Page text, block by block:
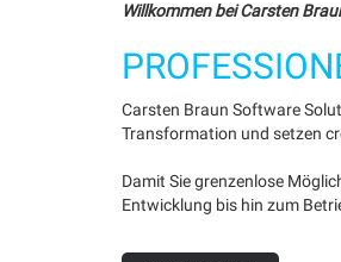
Willkommen bei Carsten
Carsten Braun Software
Transformation und setzen
Damit Sie grenzenlose
Entwicklung bis hin zum